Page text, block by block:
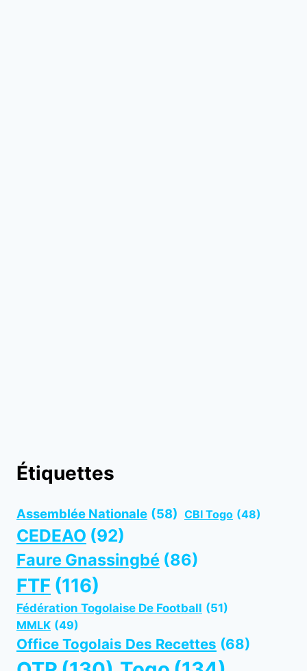
Étiquettes
Assemblée Nationale (58) CBI Togo (48)
CEDEAO (92)
Faure Gnassingbé (86)
FTF (116)
Fédération Togolaise De Football (51)
MMLK (49)
Office Togolais Des Recettes (68)